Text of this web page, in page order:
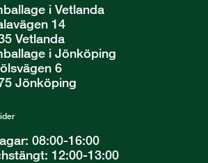
i Vetlanda
14
Vetlanda
i Jönköping
6
Jönköping
08:00-16:00
12:00-13:00